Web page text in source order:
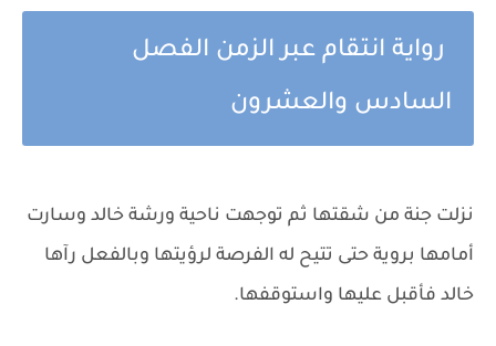
رواية انتقام عبر الزمن الفصل
السادس والعشرون
نزلت جنة من شقتها ثم توجهت ناحية ورشة خالد وسارت
أمامها بروية حتى تتيح له الفرصة لرؤيتها وبالفعل رآها
خالد فأقبل عليها واستوقفها.